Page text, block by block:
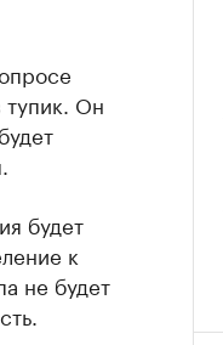
тупик. Он
будет
к
не будет